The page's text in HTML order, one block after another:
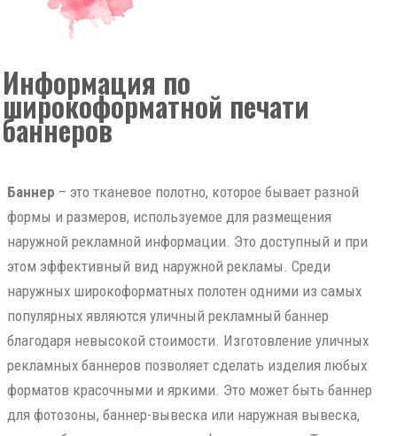
Информация по
широкоформатной печати
баннеров
Баннер – это тканевое полотно, которое бывает разной
формы и размеров, используемое для размещения
наружной рекламной информации. Это доступный и при
этом эффективный вид наружной рекламы. Среди
наружных широкоформатных полотен одними из самых
популярных являются уличный рекламный баннер
благодаря невысокой стоимости. Изготовление уличных
рекламных баннеров позволяет сделать изделия любых
форматов красочными и яркими. Это может быть баннер
для фотозоны, баннер-вывеска или наружная вывеска,